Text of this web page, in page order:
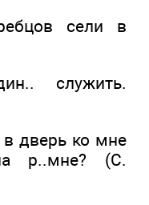
сели в
служить.
ко мне
р..мне? (С.